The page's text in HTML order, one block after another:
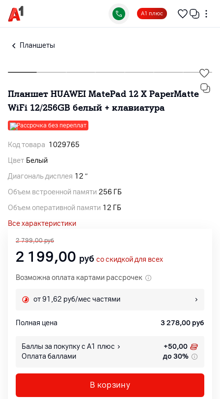
А1 плюс
Планшеты
Планшет HUAWEI MatePad 12 X PaperMatte
WiFi 12/256GB белый + клавиатура
Рассрочка без переплат
Код товара 1029765
Цвет Белый
Диагональ дисплея 12 ″
Объем встроенной памяти 256 ГБ
Объем оперативной памяти 12 ГБ
Все характеристики
2 799,00 руб
2 199,00 руб со скидкой для всех
Возможна оплата картами рассрочек
от 91,62 руб/мес частями
Полная цена 3 278,00 руб
Баллы за покупку с А1 плюс +50,00
Оплата баллами
до 30%
В корзину